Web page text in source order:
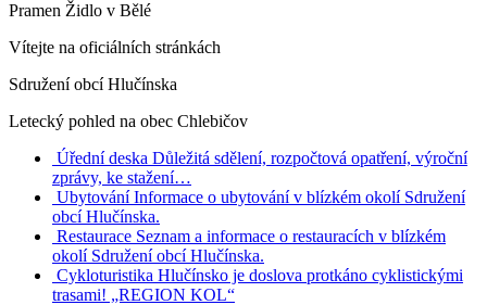
Pramen Židlo v Bělé
Vítejte na oficiálních stránkách
Sdružení obcí Hlučínska
Letecký pohled na obec Chlebičov
Úřední deska Důležitá sdělení, rozpočtová opatření, výroční
zprávy, ke stažení…
Ubytování Informace o ubytování v blízkém okolí Sdružení
obcí Hlučínska.
Restaurace Seznam a informace o restauracích v blízkém
okolí Sdružení obcí Hlučínska.
Cykloturistika Hlučínsko je doslova protkáno cyklistickými
trasami! „REGION KOL“